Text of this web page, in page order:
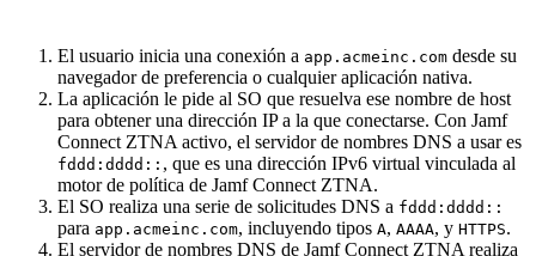
El usuario inicia una conexión a app.acmeinc.com desde su
navegador de preferencia o cualquier aplicación nativa.
La aplicación le pide al SO que resuelva ese nombre de host
para obtener una dirección IP a la que conectarse. Con Jamf
Connect ZTNA activo, el servidor de nombres DNS a usar es
fddd:dddd:: , que es una dirección IPv6 virtual vinculada al
motor de política de Jamf Connect ZTNA.
El SO realiza una serie de solicitudes DNS a fddd:dddd::
para app.acmeinc.com, incluyendo tipos A, AAAA, y HTTPS.
El servidor de nombres DNS de Jamf Connect ZTNA realiza